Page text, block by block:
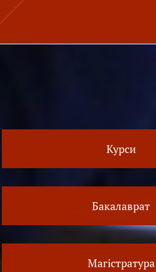
Курси
Бакалаврат
Магістратура